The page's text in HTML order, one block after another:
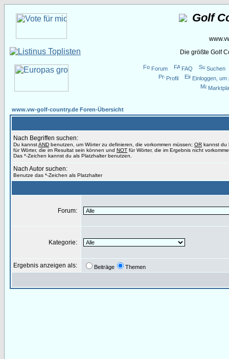
Golf
Die größte Golf
Forum FAQ
Suchen
Profil
Einloggen,
www.vw-golf-country.de Foren-Übersicht
Nach Begriffen suchen:
Du kannstAND benutzen, um Wörter zu definieren, die vorkommen müssen; OR kannst du
für Wörter, die im Resultat sein können und NOT für Wörter, die im Ergebnis nicht
Das *-Zeichen kannst du als Platzhalter benutzen.
Nach Autor suchen:
Benutze das *-Zeichen als Platzhalter
Forum:
Kategorie:
Ergebnis anzeigen als: Beiträge Themen